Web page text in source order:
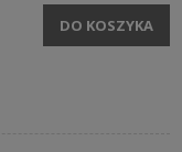
DO KOSZYKA